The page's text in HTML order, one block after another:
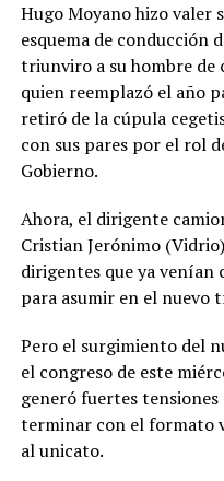
Hugo Moyano hizo valer
esquema de conducción
triunviro a su hombre de
quien reemplazó el año
retiró de la cúpula
con sus pares por el rol
Gobierno.
Ahora, el dirigente
Cristian Jerónimo
dirigentes que ya
para asumir en el nuevo
Pero el surgimiento del
el congreso de este
generó fuertes
terminar con el formato
al unicato.